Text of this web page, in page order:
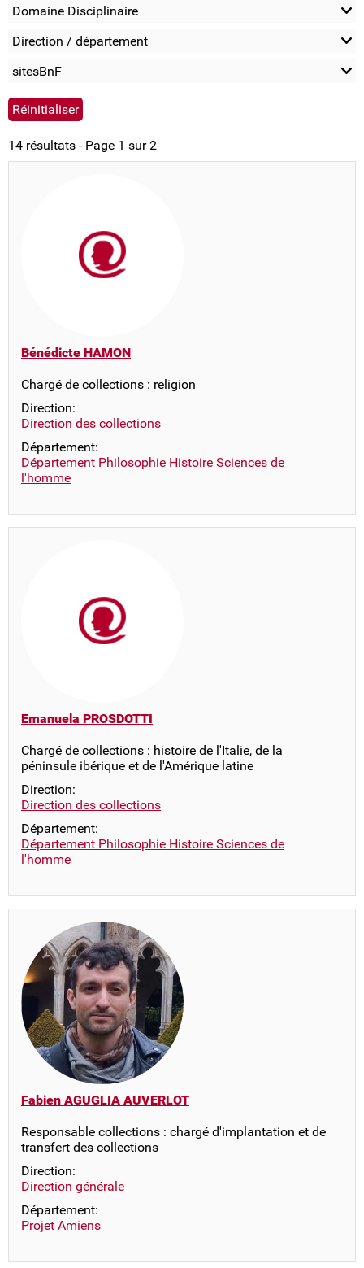
Domaine Disciplinaire
Direction / département
sitesBnF
14 résultats - Page 1 sur 2
Bénédicte HAMON
Chargé de collections : religion
Direction:
Direction des collections
Département:
Département Philosophie Histoire Sciences de
l'homme
Emanuela PROSDOTTI
Chargé de collections : histoire de l'Italie, de la
péninsule ibérique et de l'Amérique latine
Direction:
Direction des collections
Département:
Département Philosophie Histoire Sciences de
l'homme
Fabien AGUGLIA AUVERLOT
Responsable collections : chargé d'implantation et de
transfert des collections
Direction:
Direction générale
Département:
Projet Amiens